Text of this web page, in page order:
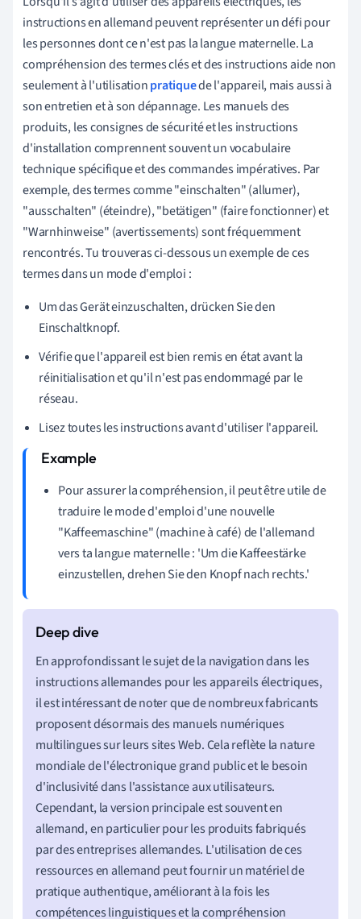
instructions en allemand peuvent représenter un défi pour
les personnes dont ce n'est pas la langue maternelle. La
compréhension des termes clés et des instructions aide non
seulement à l'utilisationpratiquede l'appareil, mais aussi à
son entretien et à son dépannage. Les manuels des
produits, les consignes de sécurité et les instructions
d'installation comprennent souvent un vocabulaire
technique spécifique et des commandes impératives. Par
exemple, des termes comme "einschalten" (allumer),
"ausschalten" (éteindre), "betätigen" (faire fonctionner) et
"Warnhinweise" (avertissements) sont fréquemment
rencontrés. Tu trouveras ci-dessous un exemple de ces
termes dans un mode d'emploi :
Um das Gerät einzuschalten, drücken Sie den
Einschaltknopf.
Vérifie que l'appareil est bien remis en état avant la
réinitialisation et qu'il n'est pas endommagé par le
réseau.
Lisez toutes les instructions avant d'utiliser l'appareil.
Pour assurer la compréhension, il peut être utile de
traduire le mode d'emploi d'une nouvelle
"Kaffeemaschine" (machine à café) de l'allemand
vers ta langue maternelle : 'Um die Kaffeestärke
einzustellen, drehen Sie den Knopf nach rechts.'
En approfondissant le sujet de la navigation dans les
instructions allemandes pour les appareils électriques,
il est intéressant de noter que de nombreux fabricants
proposent désormais des manuels numériques
multilingues sur leurs sites Web. Cela reflète la nature
mondiale de l'électronique grand public et le besoin
d'inclusivité dans l'assistance aux utilisateurs.
Cependant, la version principale est souvent en
allemand, en particulier pour les produits fabriqués
par des entreprises allemandes. L'utilisation de ces
ressources en allemand peut fournir un matériel de
pratique authentique, améliorant à la fois les
compétences linguistiques et la compréhension